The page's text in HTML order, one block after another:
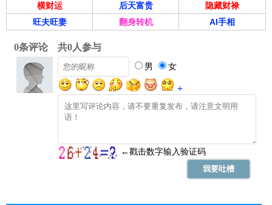
横财运
后天富贵
隐藏财禄
旺夫旺妻
翻身转机 AI手相